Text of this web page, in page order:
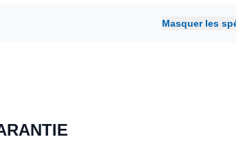
Masquer les